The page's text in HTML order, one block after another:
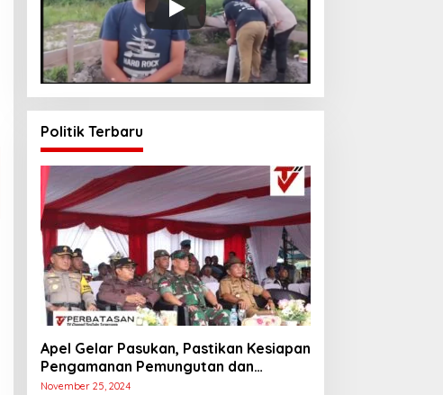
Politik Terbaru
Apel Gelar Pasukan, Pastikan Kesiapan
Pengamanan Pemungutan dan
Penghitungan Suara
November 25, 2024